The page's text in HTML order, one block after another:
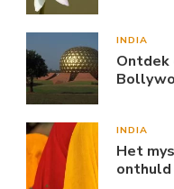
INDIA
Ontdek
INDIA
Het
onthuld